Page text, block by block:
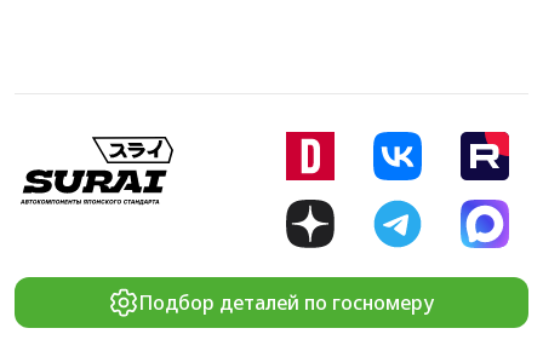
Подбор деталей по госномеру